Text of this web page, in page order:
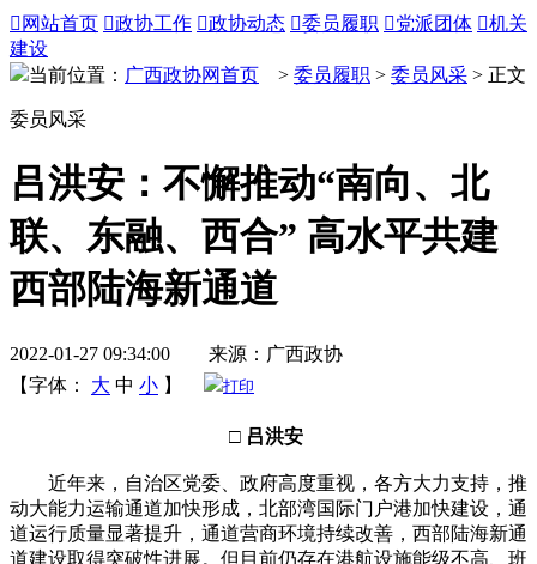
 网站首页 政协工作 政协动态 委员履职 党派团体 机关
建设
当前位置： 广西政协网首页 > 委员履职 > 委员风采 > 正文
委员风采
吕洪安：不懈推动“南向、北
联、东融、西合” 高水平共建
西部陆海新通道
2022-01-27 09:34:00 来源：广西政协
【字体：
大 中 小 】 打印
□ 吕洪安
近年来，自治区党委、政府高度重视，各方大力支持，推
动大能力运输通道加快形成，北部湾国际门户港加快建设，通
道运行质量显著提升，通道营商环境持续改善，西部陆海新通
道建设取得突破性进展。但目前仍存在港航设施能级不高、班